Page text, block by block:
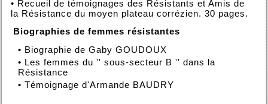
• Recueil de témoignages des Résistants et Amis de
la Résistance du moyen plateau corrézien. 30 pages.
Biographies de femmes résistantes
• Biographie de Gaby GOUDOUX
• Les femmes du '' sous-secteur B '' dans la
Résistance
• Témoignage d'Armande BAUDRY